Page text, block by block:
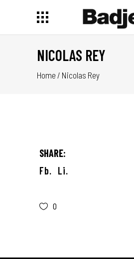
NICOLAS REY
Home / Nicolas Rey
SHARE:
Fb. Li.
0